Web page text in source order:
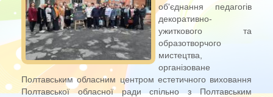
об'єднання педагогів
декоративно-
ужиткового та
образотворчого
мистецтва,
організоване
Полтавським обласним центром естетичного виховання
Полтавської обласної ради спільно з Полтавським